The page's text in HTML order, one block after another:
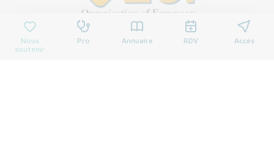
Nous
soutenir
Pro Annuaire RDV Accès